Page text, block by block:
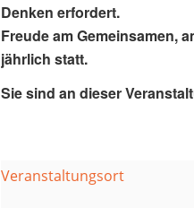
Denken erfordert.
Freude am Gemeinsamen,
jährlich statt.
Sie sind an dieser
Veranstaltungsort